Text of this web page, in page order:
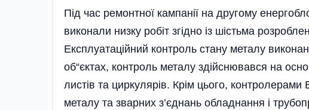
Під час ремонтної кампанії на другому
виконали низку робіт згідно із шістьма
Експлуатаційний контроль стану металу
об“єктах, контроль металу здійснювався на
листів та циркулярів. Крім цього,
металу та зварних з’єднань обладнання і